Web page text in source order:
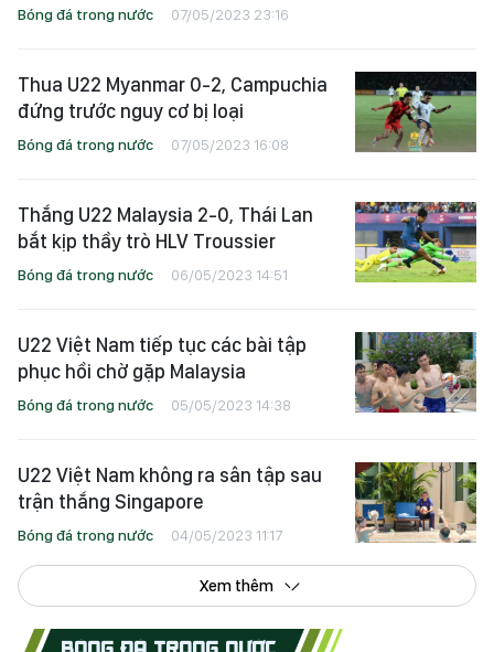
Bóng đá trong nước 07/05/2023 23:16
Thua U22 Myanmar 0-2, Campuchia
đứng trước nguy cơ bị loại
Bóng đá trong nước 07/05/2023 16:08
Thắng U22 Malaysia 2-0, Thái Lan
bắt kịp thầy trò HLV Troussier
Bóng đá trong nước 06/05/2023 14:51
U22 Việt Nam tiếp tục các bài tập
phục hồi chờ gặp Malaysia
Bóng đá trong nước 05/05/2023 14:38
U22 Việt Nam không ra sân tập sau
trận thắng Singapore
Bóng đá trong nước 04/05/2023 11:17
Xem thêm